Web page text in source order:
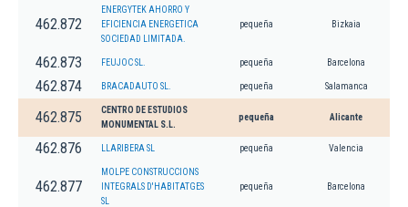
462.872
ENERGYTEK AHORRO Y
EFICIENCIA ENERGETICA
SOCIEDAD LIMITADA.
pequeña Bizkaia
462.873 FEUJOC SL. pequeña Barcelona
462.874 BRACADAUTO SL. pequeña Salamanca
462.875
CENTRO DE ESTUDIOS
MONUMENTAL S.L.
pequeña Alicante
462.876 LLARIBERA SL pequeña Valencia
462.877
MOLPE CONSTRUCCIONS
INTEGRALS D'HABITATGES
SL
pequeña Barcelona